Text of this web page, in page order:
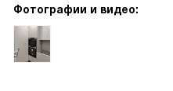
Фотографии и видео: